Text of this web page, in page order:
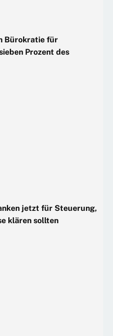
Bürokratie für
Prozent des
jetzt für Steuerung,
klären sollten